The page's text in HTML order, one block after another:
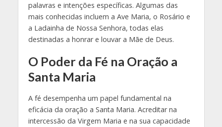
palavras e intenções específicas. Algumas das
mais conhecidas incluem a Ave Maria, o Rosário e
a Ladainha de Nossa Senhora, todas elas
destinadas a honrar e louvar a Mãe de Deus.
O Poder da Fé na Oração a
Santa Maria
A fé desempenha um papel fundamental na
eficácia da oração a Santa Maria. Acreditar na
intercessão da Virgem Maria e na sua capacidade